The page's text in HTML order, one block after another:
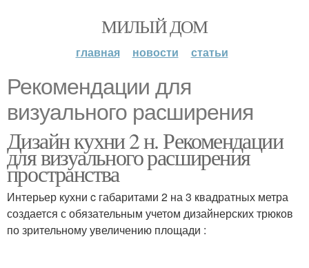
МИЛЫЙ ДОМ
главная новости статьи
Рекомендации для
визуального расширения
Дизайн кухни 2 н. Рекомендации
для визуального расширения
пространства
Интерьер кухни c габаритами 2 на 3 квадратных метра
создается с обязательным учетом дизайнерских трюков
по зрительному увеличению площади :